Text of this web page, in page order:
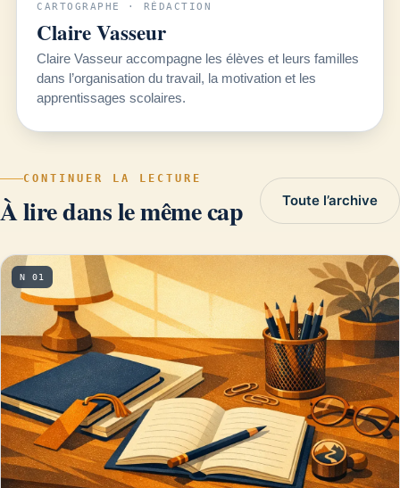
CARTOGRAPHE · RÉDACTION
Claire Vasseur
Claire Vasseur accompagne les élèves et leurs familles
dans l’organisation du travail, la motivation et les
apprentissages scolaires.
CONTINUER LA LECTURE
À lire dans le même cap Toute l’archive
N 01